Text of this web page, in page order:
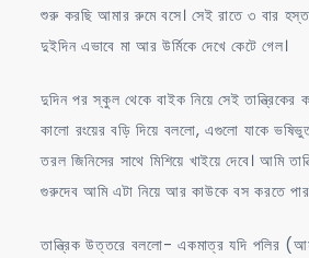
শুরু করছি আমার রুমে বসে। সেই রাতে ৩ বার
দুইদিন এভাবে মা আর উর্মিকে দেখে কেটে গেল।
দুদিন পর স্কুল থেকে বাইক নিয়ে সেই তান্ত্রিকের
কালো রংয়ের বড়ি দিয়ে বললো, এগুলো যাকে
তরল জিনিসের সাথে মিশিয়ে খাইয়ে দেবে। আমি
গুরুদেব আমি এটা নিয়ে আর কাউকে বস করতে
তান্ত্রিক উত্তরে বললো- একমাত্র যদি পলির